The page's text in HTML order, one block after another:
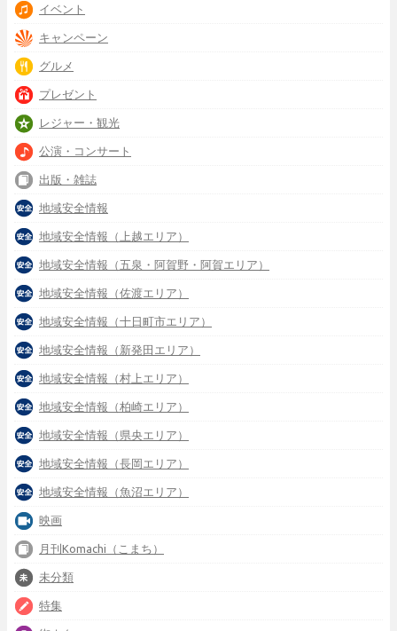
イベント
キャンペーン
グルメ
プレゼント
レジャー・観光
公演・コンサート
出版・雑誌
地域安全情報
地域安全情報（上越エリア）
地域安全情報（五泉・阿賀野・阿賀エリア）
地域安全情報（佐渡エリア）
地域安全情報（十日町市エリア）
地域安全情報（新発田エリア）
地域安全情報（村上エリア）
地域安全情報（柏崎エリア）
地域安全情報（県央エリア）
地域安全情報（長岡エリア）
地域安全情報（魚沼エリア）
映画
月刊Komachi（こまち）
未分類
特集